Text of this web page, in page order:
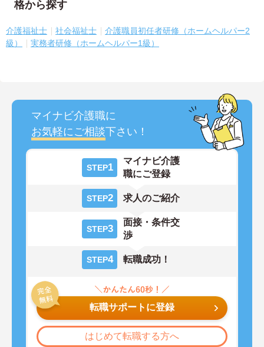
格から探す
介護福祉士 社会福祉士
介護職員初任者研修（ホームヘルパー2
級）
実務者研修（ホームヘルパー1級）
マイナビ介護職に
お気軽にご相談下さい！
STEP1
マイナビ介護
職にご登録
STEP2 求人のご紹介
STEP3
面接・条件交
渉
STEP4 転職成功！
転職サポートに登録
はじめて転職する方へ